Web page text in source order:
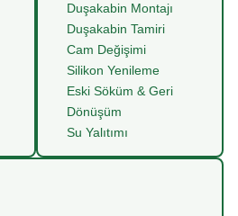
Duşakabin Montajı
Duşakabin Tamiri
Cam Değişimi
Silikon Yenileme
Eski Söküm & Geri
Dönüşüm
Su Yalıtımı